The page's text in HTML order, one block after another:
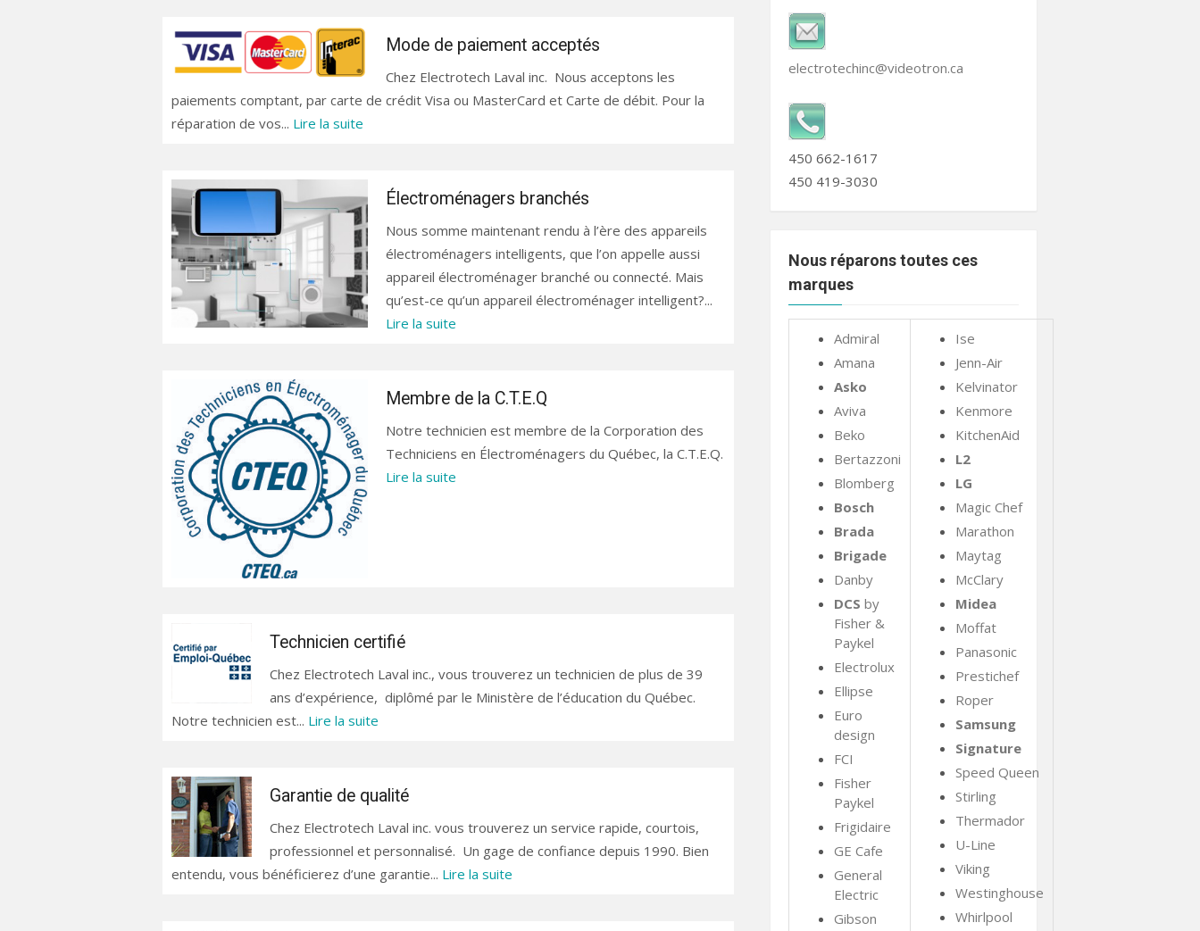
Mode de paiement acceptés
Chez Electrotech Laval inc. Nous acceptons les
paiements comptant, par carte de crédit Visa ou MasterCard et Carte de débit. Pour la
réparation de vos... Lire la suite
Électroménagers branchés
Nous somme maintenant rendu à l’ère des appareils
électroménagers intelligents, que l’on appelle aussi
appareil électroménager branché ou connecté. Mais
qu’est-ce qu’un appareil électroménager intelligent?...
Lire la suite
Membre de la C.T.E.Q
Notre technicien est membre de la Corporation des
Techniciens en Électroménagers du Québec, la C.T.E.Q.
Lire la suite
Technicien certifié
Chez Electrotech Laval inc., vous trouverez un technicien de plus de 39
ans d’expérience, diplômé par le Ministère de l’éducation du Québec.
Notre technicien est... Lire la suite
Garantie de qualité
Chez Electrotech Laval inc. vous trouverez un service rapide, courtois,
professionnel et personnalisé. Un gage de confiance depuis 1990. Bien
entendu, vous bénéficierez d’une garantie... Lire la suite
electrotechinc@videotron.ca
450 662-1617
450 419-3030
Nous réparons toutes ces
marques
Admiral
Amana
Asko
Aviva
Beko
Bertazzoni
Blomberg
Bosch
Brada
Brigade
Danby
DCS by
Fisher &
Paykel
Electrolux
Ellipse
Euro
design
FCI
Fisher
Paykel
Frigidaire
GE Cafe
General
Electric
Gibson
Ise
Jenn-Air
Kelvinator
Kenmore
KitchenAid
L2
LG
Magic Chef
Marathon
Maytag
McClary
Midea
Moffat
Panasonic
Prestichef
Roper
Samsung
Signature
Speed Queen
Stirling
Thermador
U-Line
Viking
Westinghouse
Whirlpool